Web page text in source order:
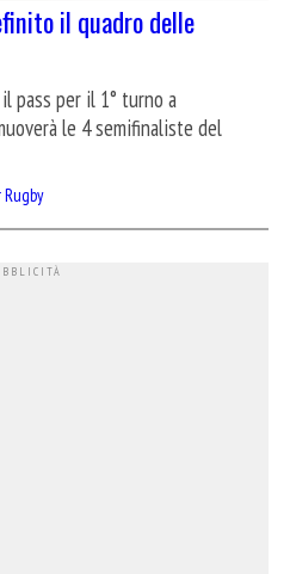
il quadro delle
pass per il 1° turno a
le 4 semifinaliste del
Rugby